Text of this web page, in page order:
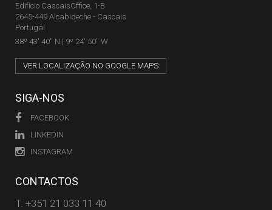
Edifício CascaisOffice, 1-B
2645-449 Alcabideche - Cascais
Portugal
38º 43' 40'' N | 9º 24' 50'' W
VER LOCALIZAÇÃO NO GOOGLE MAPS
SIGA-NOS
FACEBOOK
LINKEDIN
INSTAGRAM
CONTACTOS
T. +351 21 033 11 40